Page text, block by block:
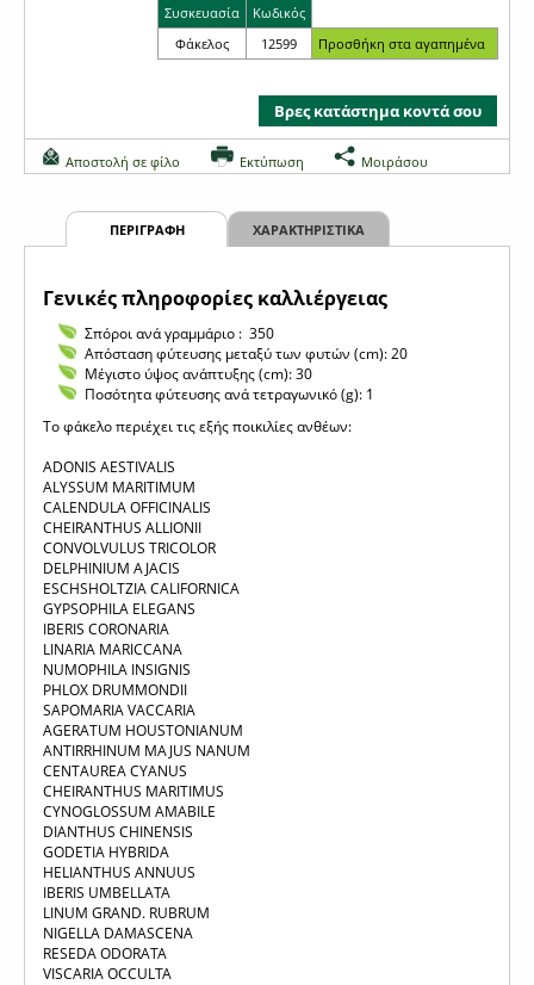
Συσκευασία
Κωδικός
Φάκελος
12599
Βρες κατάστημα κοντά σου
Αποστολή σε φίλο Εκτύπωση Μοιράσου
ΠΕΡΙΓΡΑΦΗ ΧΑΡΑΚΤΗΡΙΣΤΙΚΑ
Γενικές πληροφορίες καλλιέργειας
Σπόροι ανά γραμμάριο : 350
Απόσταση φύτευσης μεταξύ των φυτών (cm): 20
Μέγιστο ύψος ανάπτυξης (cm): 30
Ποσότητα φύτευσης ανά τετραγωνικό (g): 1
Το φάκελο περιέχει τις εξής ποικιλίες ανθέων:
ADONIS AESTIVALIS
ALYSSUM MARITIMUM
CALENDULA OFFICINALIS
CHEIRANTHUS ALLIONII
CONVOLVULUS TRICOLOR
DELPHINIUM AJACIS
ESCHSHOLTZIA CALIFORNICA
GYPSOPHILA ELEGANS
IBERIS CORONARIA
LINARIA MARICCANA
NUMOPHILA INSIGNIS
PHLOX DRUMMONDII
SAPOMARIA VACCARIA
AGERATUM HOUSTONIANUM
ANTIRRHINUM MAJUS NANUM
CENTAUREA CYANUS
CHEIRANTHUS MARITIMUS
CYNOGLOSSUM AMABILE
DIANTHUS CHINENSIS
GODETIA HYBRIDA
HELIANTHUS ANNUUS
IBERIS UMBELLATA
LINUM GRAND. RUBRUM
NIGELLA DAMASCENA
RESEDA ODORATA
VISCARIA OCCULTA